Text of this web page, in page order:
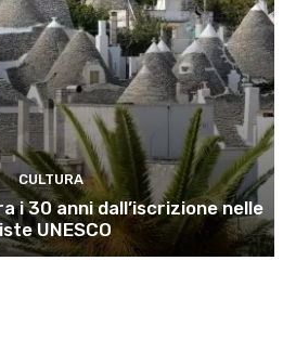
CULTURA
i 30 anni dall’iscrizione nelle
UNESCO